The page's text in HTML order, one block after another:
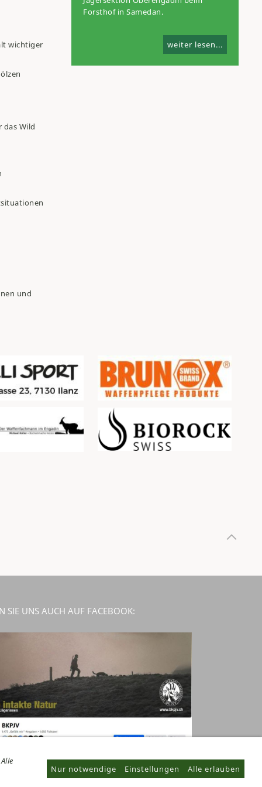
wichtiger
Wild
und
Forsthof in Samedan.
weiter lesen...
SIE UNS AUCH AUF FACEBOOK:
Nur notwendige Einstellungen Alle erlauben